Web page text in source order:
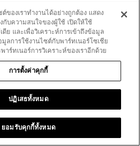
ของเราทำงานได้อย่างถูกต้อง แสดง
บความสนใจของผู้ใช้ เปิดให้ใช้
ย และเพื่อวิเคราะห์การเข้าถึงข้อมูล
มูลการใช้งานไซต์กับพาร์ทเนอร์โซเชีย
ร์ทเนอร์การวิเคราะห์ของเราอีกด้วย
การตั้งค่าคุกกี้
ปฏิเสธทั้งหมด
ยอมรับคุกกี้ทั้งหมด